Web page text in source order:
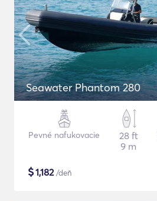
Seawater Phantom 280
Pevné nafukovacie
28 ft
9 m
$1,182/deň